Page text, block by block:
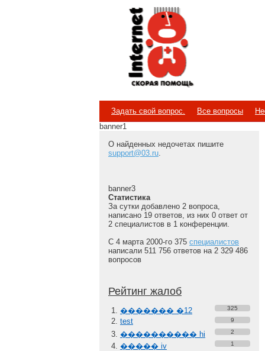
Internet
Скорая помощь
Задать свой вопрос. Все вопросы
banner1
О найденных недочетах пишите
support@03.ru.
banner3
Статистика
За сутки добавлено 2 вопроса,
написано 19 ответов, из них 0 ответ от
2 специалистов в 1 конференции.
С 4 марта 2000-го 375 специалистов
написали 511 756 ответов на 2 329 486
вопросов
Рейтинг жалоб
������� �12 325
test 9
���������� hi 2
����� iv 1